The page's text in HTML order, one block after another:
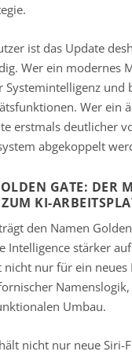
ist das Update
Wer ein modernes
Systemintelligenz und
Wer ein
erstmals deutlicher
abgekoppelt
GATE: DER
KI-
den Namen
Intelligence stärker
nicht nur für ein neues
Umbau.
nicht nur neue Siri-